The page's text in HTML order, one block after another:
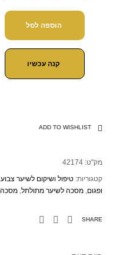
הוספה לסל
קנה עכשיו
ADD TO WISHLIST
מק"ט: 42174
קטגוריות: טיפול ושיקום לשיער צבוע,
ופגום, מסכה לשיער מתולתל, מסכה
SHARE